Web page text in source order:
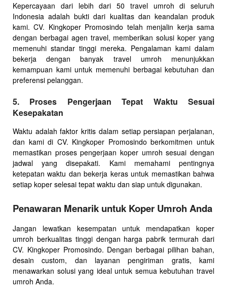
Kepercayaan dari lebih dari 50 travel umroh di seluruh
Indonesia adalah bukti dari kualitas dan keandalan produk
kami. CV. Kingkoper Promosindo telah menjalin kerja sama
dengan berbagai agen travel, memberikan solusi koper yang
memenuhi standar tinggi mereka. Pengalaman kami dalam
bekerja dengan banyak travel umroh menunjukkan
kemampuan kami untuk memenuhi berbagai kebutuhan dan
preferensi pelanggan.
5. Proses Pengerjaan Tepat Waktu Sesuai
Kesepakatan
Waktu adalah faktor kritis dalam setiap persiapan perjalanan,
dan kami di CV. Kingkoper Promosindo berkomitmen untuk
memastikan proses pengerjaan koper umroh sesuai dengan
jadwal yang disepakati. Kami memahami pentingnya
ketepatan waktu dan bekerja keras untuk memastikan bahwa
setiap koper selesai tepat waktu dan siap untuk digunakan.
Penawaran Menarik untuk Koper Umroh Anda
Jangan lewatkan kesempatan untuk mendapatkan koper
umroh berkualitas tinggi dengan harga pabrik termurah dari
CV. Kingkoper Promosindo. Dengan berbagai pilihan bahan,
desain custom, dan layanan pengiriman gratis, kami
menawarkan solusi yang ideal untuk semua kebutuhan travel
umroh Anda.